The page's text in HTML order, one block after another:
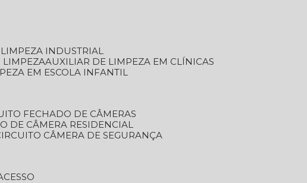
LIMPEZA INDUSTRIAL
LIMPEZA
AUXILIAR DE LIMPEZA EM CLÍNICAS
EM ESCOLA INFANTIL
FECHADO DE CÂMERAS
DE CÂMERA RESIDENCIAL
CIRCUITO CÂMERA DE SEGURANÇA